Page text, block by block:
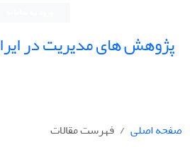
پژوهش های مدیریت در
صفحه اصلی
فهرست مقالات